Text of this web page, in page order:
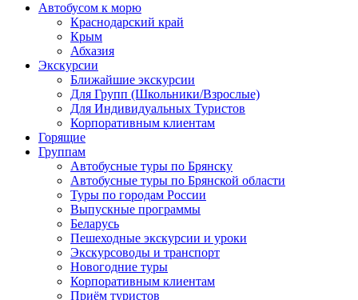
Автобусом к морю
Краснодарский край
Крым
Абхазия
Экскурсии
Ближайшие экскурсии
Для Групп (Школьники/Взрослые)
Для Индивидуальных Туристов
Корпоративным клиентам
Горящие
Группам
Автобусные туры по Брянску
Автобусные туры по Брянской области
Туры по городам России
Выпускные программы
Беларусь
Пешеходные экскурсии и уроки
Экскурсоводы и транспорт
Новогодние туры
Корпоративным клиентам
Приём туристов